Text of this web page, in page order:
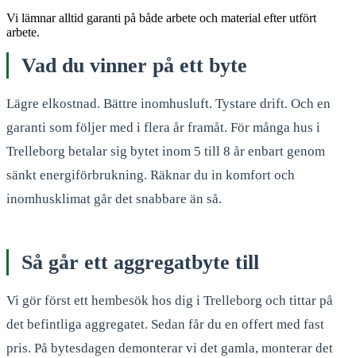
Vi lämnar alltid garanti på både arbete och material efter utfört
arbete.
Vad du vinner på ett byte
Lägre elkostnad. Bättre inomhusluft. Tystare drift. Och en
garanti som följer med i flera år framåt. För många hus i
Trelleborg betalar sig bytet inom 5 till 8 år enbart genom
sänkt energiförbrukning. Räknar du in komfort och
inomhusklimat går det snabbare än så.
Så går ett aggregatbyte till
Vi gör först ett hembesök hos dig i Trelleborg och tittar på
det befintliga aggregatet. Sedan får du en offert med fast
pris. På bytesdagen demonterar vi det gamla, monterar det